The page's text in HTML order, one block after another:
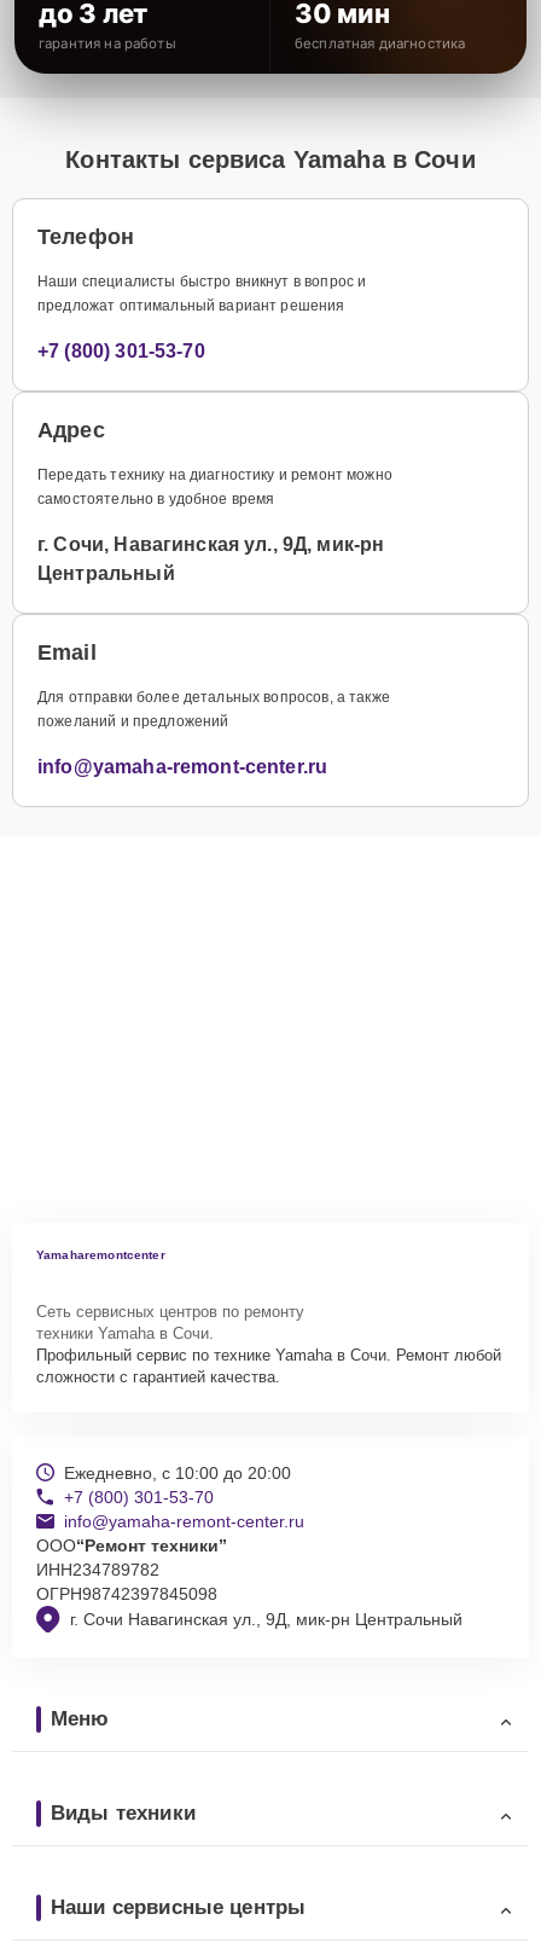
до 3 лет
гарантия на работы
30 мин
бесплатная диагностика
Контакты сервиса Yamaha в Сочи
Телефон
Наши специалисты быстро вникнут в вопрос и
предложат оптимальный вариант решения
+7 (800) 301-53-70
Адрес
Передать технику на диагностику и ремонт можно
самостоятельно в удобное время
г. Сочи, Навагинская ул., 9Д, мик-рн
Центральный
Email
Для отправки более детальных вопросов, а также
пожеланий и предложений
info@yamaha-remont-center.ru
Yamaharemontcenter
Сеть сервисных центров по ремонту
техники Yamaha в Сочи.
Профильный сервис по технике Yamaha в Сочи. Ремонт любой
сложности с гарантией качества.
г. Сочи Навагинская ул., 9Д, мик-рн Центральный
Ежедневно, с 10:00 до 20:00
+7 (800) 301-53-70
info@yamaha-remont-center.ru
ООО“Ремонт техники”
ИНН234789782
ОГРН98742397845098
Меню
Виды техники
Наши сервисные центры